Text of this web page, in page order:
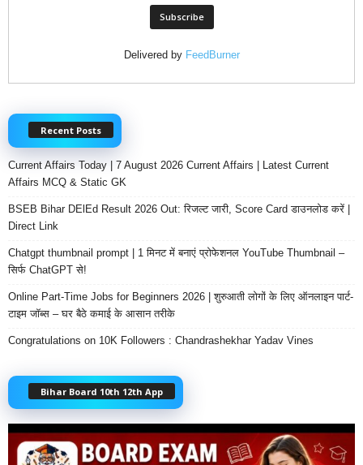
Delivered by FeedBurner
Recent Posts
Current Affairs Today | 7 August 2026 Current Affairs | Latest Current
Affairs MCQ & Static GK
BSEB Bihar DElEd Result 2026 Out: रिजल्ट जारी, Score Card डाउनलोड करें |
Direct Link
Chatgpt thumbnail prompt | 1 मिनट में बनाएं प्रोफेशनल YouTube Thumbnail –
सिर्फ ChatGPT से!
Online Part-Time Jobs for Beginners 2026 | शुरुआती लोगों के लिए ऑनलाइन पार्ट-
टाइम जॉब्स – घर बैठे कमाई के आसान तरीके
Congratulations on 10K Followers : Chandrashekhar Yadav Vines
Bihar Board 10th 12th App